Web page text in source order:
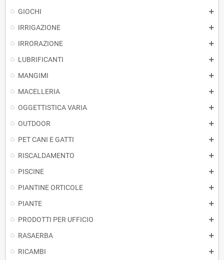
GIOCHI
IRRIGAZIONE
IRRORAZIONE
LUBRIFICANTI
MANGIMI
MACELLERIA
OGGETTISTICA VARIA
OUTDOOR
PET CANI E GATTI
RISCALDAMENTO
PISCINE
PIANTINE ORTICOLE
PIANTE
PRODOTTI PER UFFICIO
RASAERBA
RICAMBI